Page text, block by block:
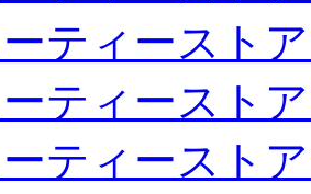
ティースト
ティースト
ティースト